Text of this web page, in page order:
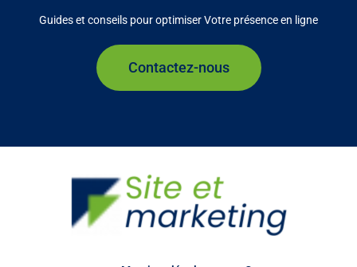
Guides et conseils pour optimiser Votre présence en ligne
Contactez-nous